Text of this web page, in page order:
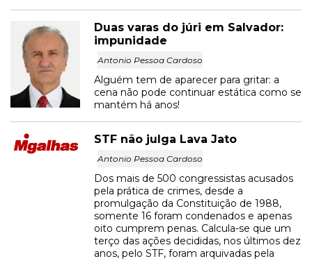
Duas varas do júri em Salvador:
impunidade
Antonio Pessoa Cardoso
Alguém tem de aparecer para gritar: a
cena não pode continuar estática como se
mantém há anos!
STF não julga Lava Jato
Antonio Pessoa Cardoso
Dos mais de 500 congressistas acusados
pela prática de crimes, desde a
promulgação da Constituição de 1988,
somente 16 foram condenados e apenas
oito cumprem penas. Calcula-se que um
terço das ações decididas, nos últimos dez
anos, pelo STF, foram arquivadas pela